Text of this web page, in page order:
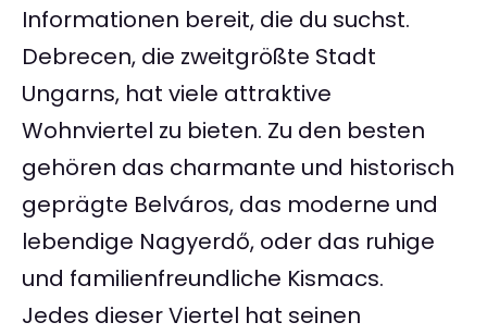
Informationen bereit, die du suchst.
Debrecen, die zweitgrößte Stadt
Ungarns, hat viele attraktive
Wohnviertel zu bieten. Zu den besten
gehören das charmante und historisch
geprägte Belváros, das moderne und
lebendige Nagyerdő, oder das ruhige
und familienfreundliche Kismacs.
Jedes dieser Viertel hat seinen